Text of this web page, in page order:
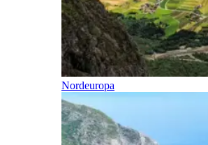
Nordeuropa